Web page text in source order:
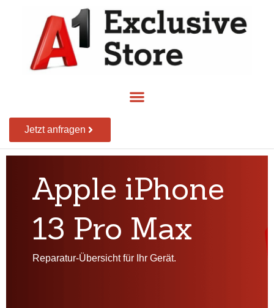
Jetzt anfragen
Apple iPhone
13 Pro Max
Reparatur-Übersicht für Ihr Gerät.